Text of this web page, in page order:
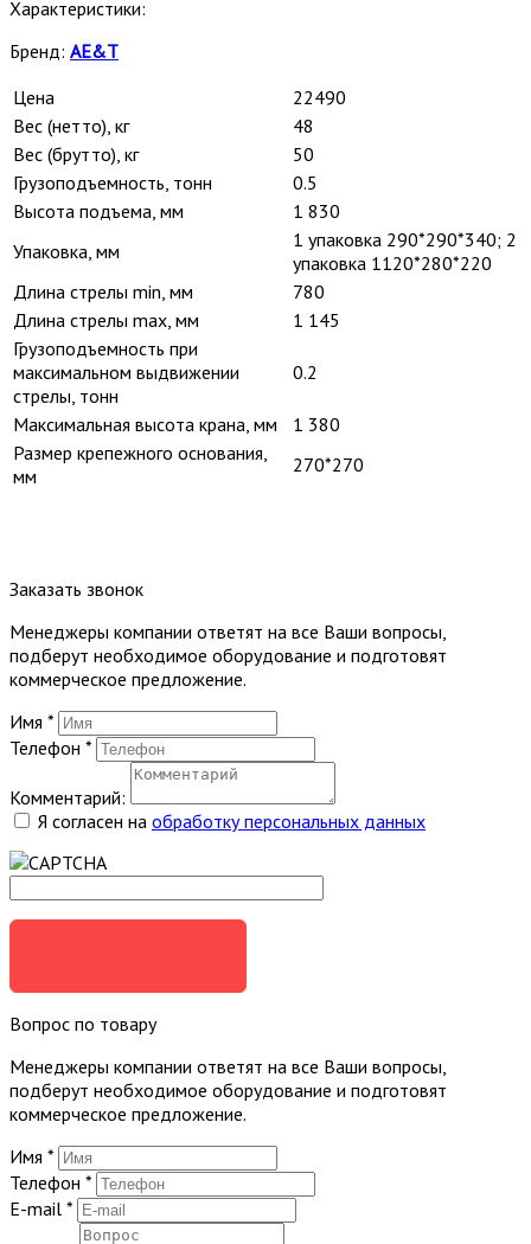
Характеристики:
Бренд: AE&T
Цена
22490
Вес (нетто), кг
48
Вес (брутто), кг
50
Грузоподъемность, тонн
0.5
Высота подъема, мм
1 830
Упаковка, мм
1 упаковка 290*290*340; 2
упаковка 1120*280*220
Длина стрелы min, мм
780
Длина стрелы max, мм
1 145
Грузоподъемность при
максимальном выдвижении
стрелы, тонн
0.2
Максимальная высота крана, мм
1 380
Размер крепежного основания,
мм
270*270
Заказать звонок
Менеджеры компании ответят на все Ваши вопросы,
подберут необходимое оборудование и подготовят
коммерческое предложение.
Имя *
Телефон *
Комментарий:
Я согласен на обработку персональных данных
Вопрос по товару
Менеджеры компании ответят на все Ваши вопросы,
подберут необходимое оборудование и подготовят
коммерческое предложение.
Имя *
Телефон *
E-mail *